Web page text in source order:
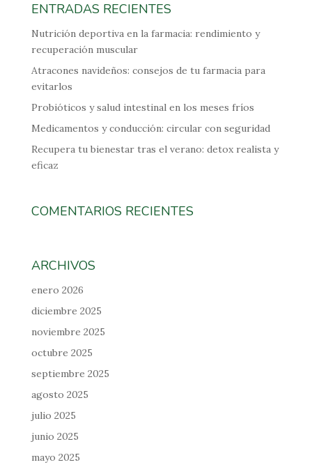
ENTRADAS RECIENTES
Nutrición deportiva en la farmacia: rendimiento y
recuperación muscular
Atracones navideños: consejos de tu farmacia para
evitarlos
Probióticos y salud intestinal en los meses fríos
Medicamentos y conducción: circular con seguridad
Recupera tu bienestar tras el verano: detox realista y
eficaz
COMENTARIOS RECIENTES
ARCHIVOS
enero 2026
diciembre 2025
noviembre 2025
octubre 2025
septiembre 2025
agosto 2025
julio 2025
junio 2025
mayo 2025